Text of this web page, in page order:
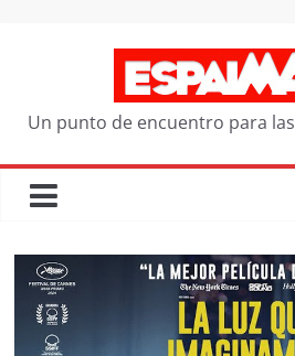
Un punto de encuentro para